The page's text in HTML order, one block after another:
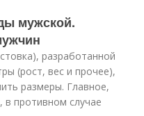
мужской.
разработанной
(рост, вес и прочее),
размеры. Главное,
в противном случае